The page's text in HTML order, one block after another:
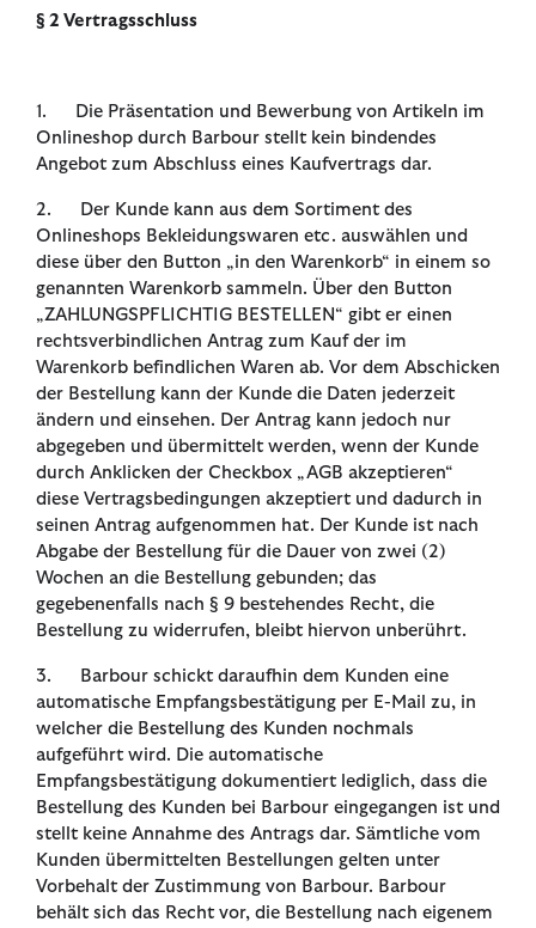
§ 2 Vertragsschluss
1. Die Präsentation und Bewerbung von Artikeln im
Onlineshop durch Barbour stellt kein bindendes
Angebot zum Abschluss eines Kaufvertrags dar.
2. Der Kunde kann aus dem Sortiment des
Onlineshops Bekleidungswaren etc. auswählen und
diese über den Button „in den Warenkorb“ in einem so
genannten Warenkorb sammeln. Über den Button
„ZAHLUNGSPFLICHTIG BESTELLEN“ gibt er einen
rechtsverbindlichen Antrag zum Kauf der im
Warenkorb befindlichen Waren ab. Vor dem Abschicken
der Bestellung kann der Kunde die Daten jederzeit
ändern und einsehen. Der Antrag kann jedoch nur
abgegeben und übermittelt werden, wenn der Kunde
durch Anklicken der Checkbox „AGB akzeptieren“
diese Vertragsbedingungen akzeptiert und dadurch in
seinen Antrag aufgenommen hat. Der Kunde ist nach
Abgabe der Bestellung für die Dauer von zwei (2)
Wochen an die Bestellung gebunden; das
gegebenenfalls nach § 9 bestehendes Recht, die
Bestellung zu widerrufen, bleibt hiervon unberührt.
3. Barbour schickt daraufhin dem Kunden eine
automatische Empfangsbestätigung per E-Mail zu, in
welcher die Bestellung des Kunden nochmals
aufgeführt wird. Die automatische
Empfangsbestätigung dokumentiert lediglich, dass die
Bestellung des Kunden bei Barbour eingegangen ist und
stellt keine Annahme des Antrags dar. Sämtliche vom
Kunden übermittelten Bestellungen gelten unter
Vorbehalt der Zustimmung von Barbour. Barbour
behält sich das Recht vor, die Bestellung nach eigenem